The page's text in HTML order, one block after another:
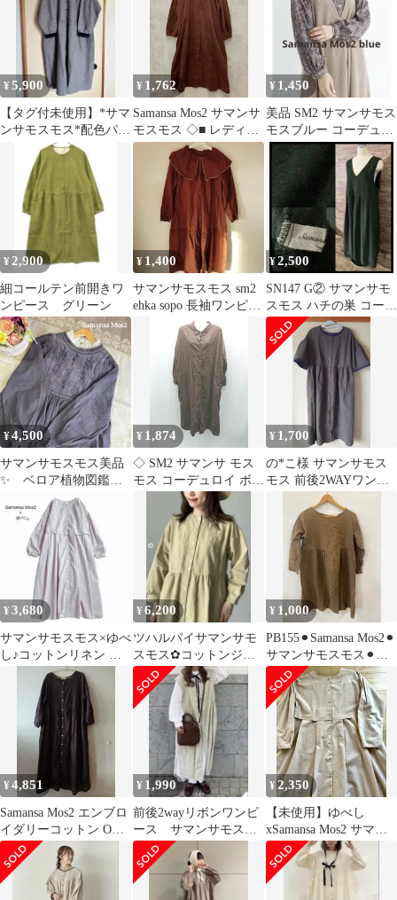
¥5,900
【タグ付未使用】*サマ
ンサモスモス*配色パイ
ピング前後2wayワンピ
¥ 1,762
Samansa Mos2 サマンサ
モスモス ◇■ レディー
ス
¥ 1,450
美品 SM2 サマンサモス
モスブルー コーデュロ
イジャンスカ フリー ワ
ンピース
¥ 2,900
細コールテン前開きワ
ンピース グリーン
¥ 1,400
サマンサモスモス sm2
ehka sopo 長袖ワンピー
ス ペチコート付き
¥2,500
SN147 G② サマンサモ
スモス ハチの巣 コーデ
ュロイ ロング ワンピー
ス
¥4,500
サマンサモスモス美品
✨ ベロア植物図鑑
ワンピース チャコー
ル S
¥ 1,874
◇ SM2 サマンサ モス
モス コーデュロイ ボタ
ン 薄手 シンプル 長袖
膝丈 ワンピース サイズ
F ブラウン レディース
E 【1307210043704】
¥ 1,700
の*こ様 サマンサモス
モス 前後2WAYワンピ
¥ 3,680
サマンサモスモス×ゆべ
し♪コットンリネン 切
替2wayワンピース 前後
ゆったり
¥6,200
ツハルバイサマンサモ
スモス✿コットンジャ
カード製品染め前後
2WAYワンピース
¥ 1,000
PB155⚫︎Samansa Mos2⚫︎
サマンサモスモス⚫︎ヴ
ィンテージ⚫︎ワンピー
ス⚫︎レース切り替え⚫︎
起毛素材⚫︎コットンレ
ース⚫︎ひざ丈⚫︎長袖⚫︎へ
リボーン柄⚫︎レディー
ス⚫︎sizeM⚫︎ベージュ
¥4,851
Samansa Mos2 エンブロ
イダリーコットン ONE
PIECE
¥ 1,990
前後2wayリボンワンピ
ース サマンサモスモ
ス グリーン
¥2,350
【未使用】ゆべし
xSamansa Mos2 サマン
サモスモス 2WAYワ
ンピース